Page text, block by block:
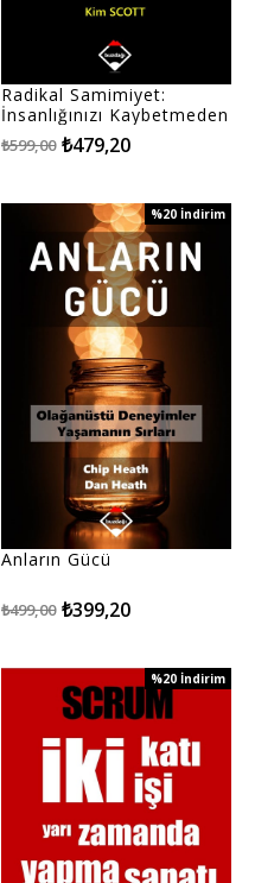
Radikal Samimiyet:
İnsanlığınızı Kaybetmeden
İyi Lider Olun
₺479,20
₺599,00
Anların Gücü
₺399,20
₺499,00
%20 İndirim
%20İndirim
%20 İndirim
%20İndirim